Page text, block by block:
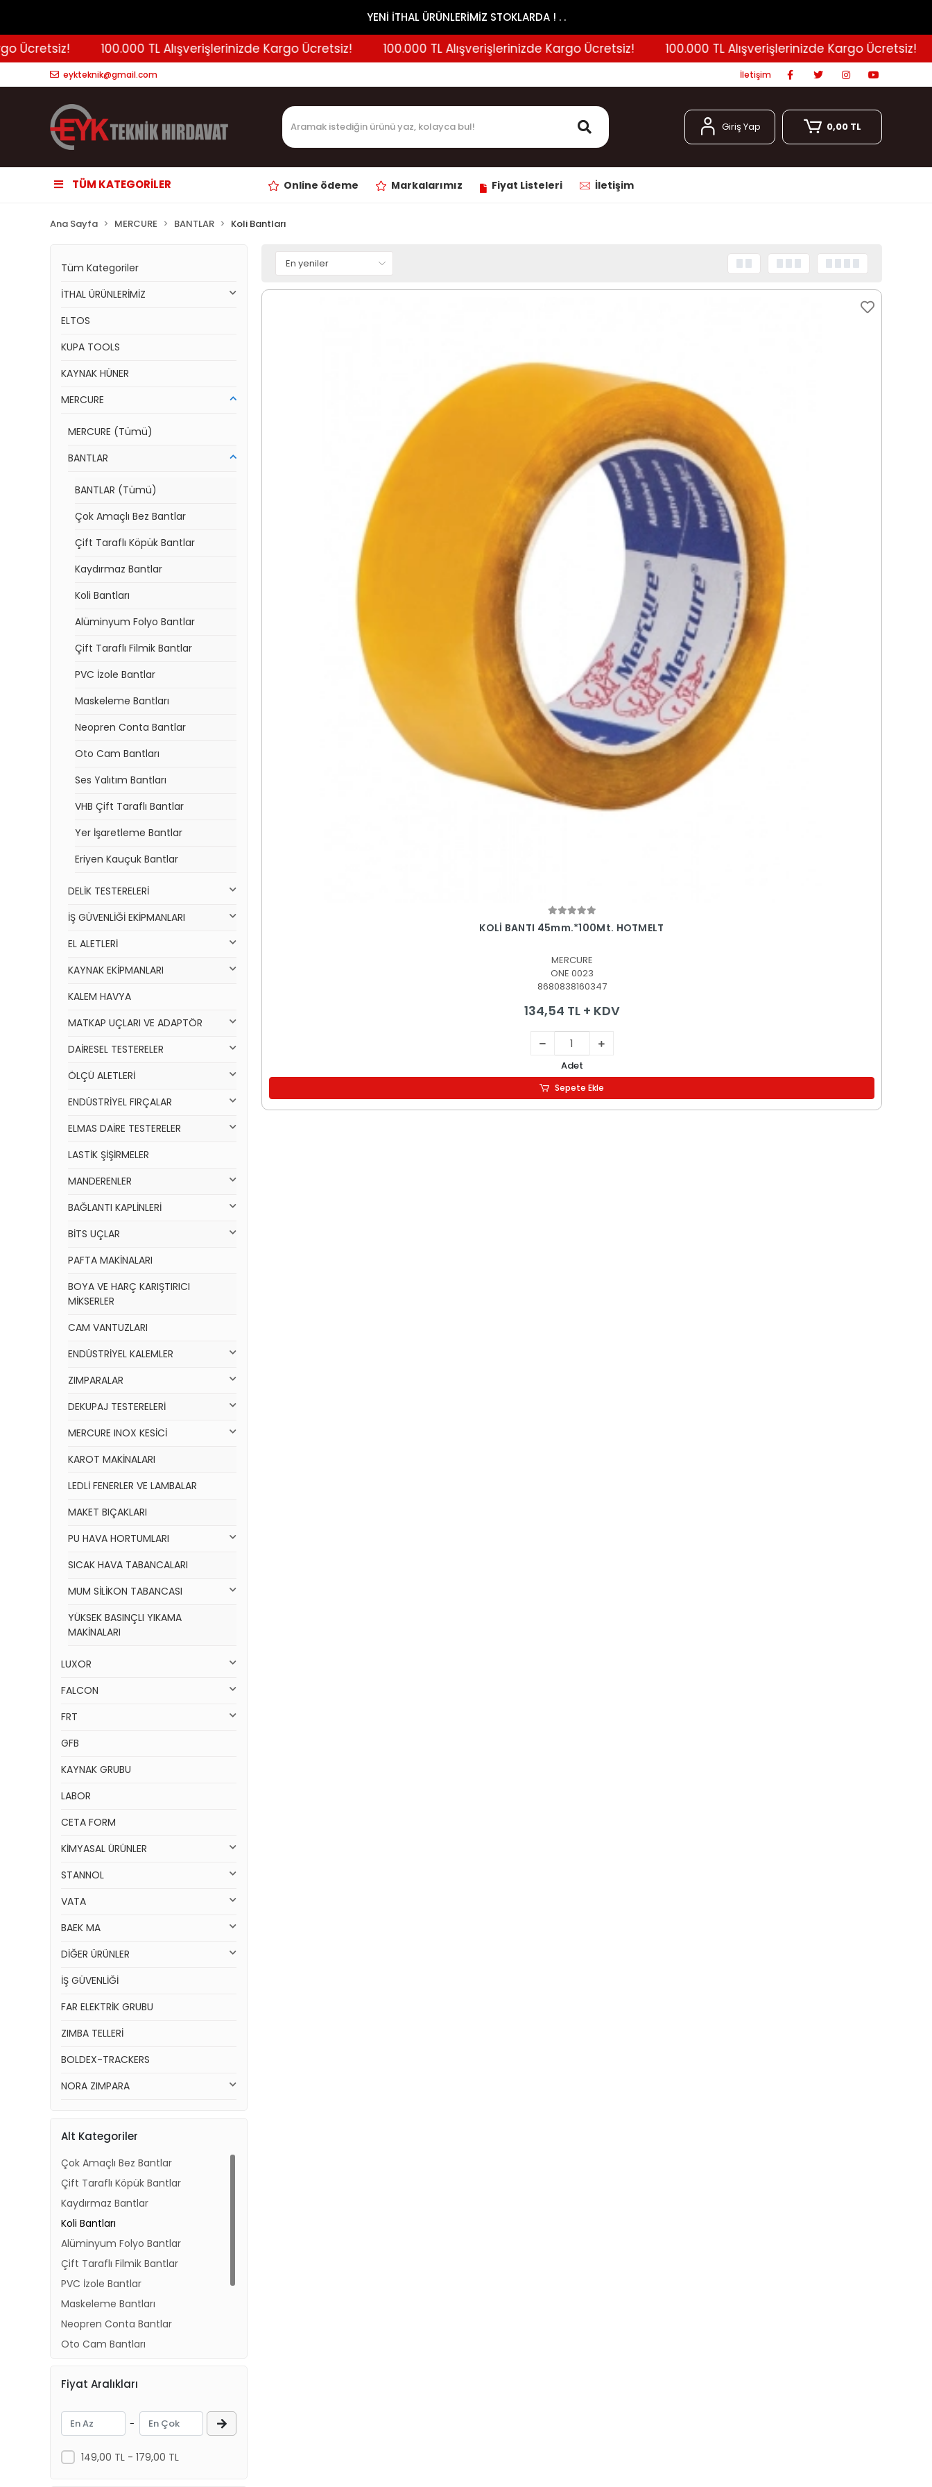
YENİ İTHAL ÜRÜNLERİMİZ STOKLARDA ! . .
100.000 TL Alışverişlerinizde Kargo Ücretsiz! 100.000 TL Alışverişlerinizde Kargo Ücretsiz! 100.000 TL Alışverişlerinizde Kargo Ücretsiz!
eykteknik@gmail.com İletişim
Giriş Yap 0,00 TL
TÜM KATEGORİLER Online ödeme Markalarımız Fiyat Listeleri İletişim
Ana Sayfa MERCURE BANTLAR Koli Bantları
Tüm Kategoriler
İTHAL ÜRÜNLERİMİZ
ELTOS
KUPA TOOLS
KAYNAK HÜNER
MERCURE
MERCURE (Tümü)
BANTLAR
BANTLAR (Tümü)
Çok Amaçlı Bez Bantlar
Çift Taraflı Köpük Bantlar
Kaydırmaz Bantlar
Koli Bantları
Alüminyum Folyo Bantlar
Çift Taraflı Filmik Bantlar
PVC İzole Bantlar
Maskeleme Bantları
Neopren Conta Bantlar
Oto Cam Bantları
Ses Yalıtım Bantları
VHB Çift Taraflı Bantlar
Yer İşaretleme Bantlar
Eriyen Kauçuk Bantlar
DELİK TESTERELERİ
İŞ GÜVENLİĞİ EKİPMANLARI
EL ALETLERİ
KAYNAK EKİPMANLARI
KALEM HAVYA
MATKAP UÇLARI VE ADAPTÖR
DAİRESEL TESTERELER
ÖLÇÜ ALETLERİ
ENDÜSTRİYEL FIRÇALAR
ELMAS DAİRE TESTERELER
LASTİK ŞİŞİRMELER
MANDERENLER
BAĞLANTI KAPLİNLERİ
BİTS UÇLAR
PAFTA MAKİNALARI
BOYA VE HARÇ KARIŞTIRICI
MİKSERLER
CAM VANTUZLARI
ENDÜSTRİYEL KALEMLER
ZIMPARALAR
DEKUPAJ TESTERELERİ
MERCURE INOX KESİCİ
KAROT MAKİNALARI
LEDLİ FENERLER VE LAMBALAR
MAKET BIÇAKLARI
PU HAVA HORTUMLARI
SICAK HAVA TABANCALARI
MUM SİLİKON TABANCASI
YÜKSEK BASINÇLI YIKAMA
MAKİNALARI
LUXOR
FALCON
FRT
GFB
KAYNAK GRUBU
LABOR
CETA FORM
KİMYASAL ÜRÜNLER
STANNOL
VATA
BAEK MA
DİĞER ÜRÜNLER
İŞ GÜVENLİĞİ
FAR ELEKTRİK GRUBU
ZIMBA TELLERİ
BOLDEX-TRACKERS
NORA ZIMPARA
Alt Kategoriler
Çok Amaçlı Bez Bantlar
Çift Taraflı Köpük Bantlar
Kaydırmaz Bantlar
Koli Bantları
Alüminyum Folyo Bantlar
Çift Taraflı Filmik Bantlar
PVC İzole Bantlar
Maskeleme Bantları
Neopren Conta Bantlar
Oto Cam Bantları
VHB Çift Taraflı Bantlar
Eriyen Kauçuk Bantlar
Fiyat Aralıkları
-
149,00 TL - 179,00 TL
Sepete Ekle
KOLİ BANTI 45mm.*100Mt. HOTMELT
MERCURE
ONE 0023
8680838160347
134,54 TL + KDV
Adet
Sepete Ekle